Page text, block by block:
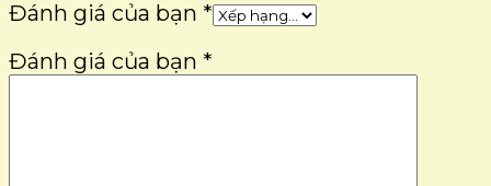
Đánh giá của bạn *
Đánh giá của bạn *